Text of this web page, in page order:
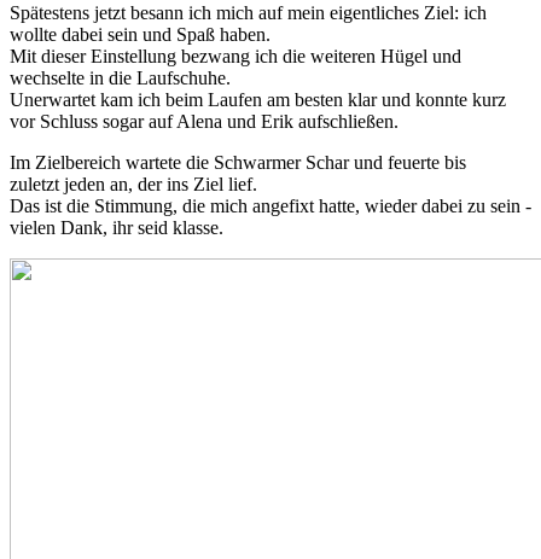
Spätestens jetzt besann ich mich auf mein eigentliches Ziel: ich
wollte dabei sein und Spaß haben.
Mit dieser Einstellung bezwang ich die weiteren Hügel und
wechselte in die Laufschuhe.
Unerwartet kam ich beim Laufen am besten klar und konnte kurz
vor Schluss sogar auf Alena und Erik aufschließen.
Im Zielbereich wartete die Schwarmer Schar und feuerte bis
zuletzt jeden an, der ins Ziel lief.
Das ist die Stimmung, die mich angefixt hatte, wieder dabei zu sein -
vielen Dank, ihr seid klasse.